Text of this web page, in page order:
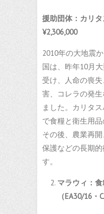
援助団体：
¥2,306,000
2010年の大地震
国は、昨年10月
受け、人命の喪
害、コレラの発
ました。カリタ
で食糧と衛生用品
その後、農業再
保護などの長期
す。
マラウィ：
（EA30/16 ・